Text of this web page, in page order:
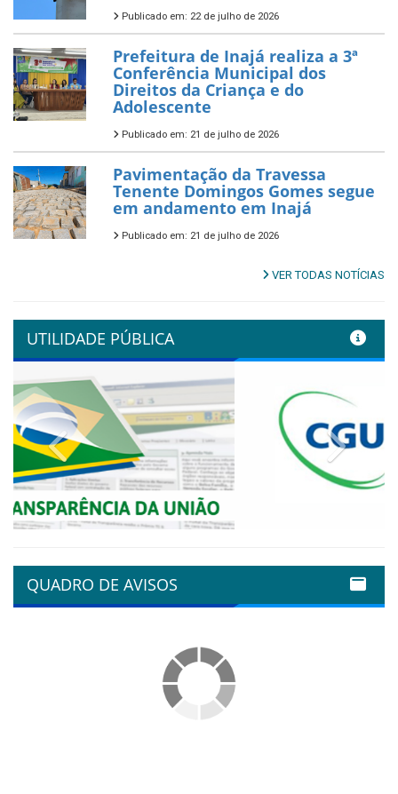
Publicado em: 22 de julho de 2026
Prefeitura de Inajá realiza a 3ª
Conferência Municipal dos
Direitos da Criança e do
Adolescente
Publicado em: 21 de julho de 2026
Pavimentação da Travessa
Tenente Domingos Gomes segue
em andamento em Inajá
Publicado em: 21 de julho de 2026
VER TODAS NOTÍCIAS
UTILIDADE PÚBLICA
Previous Next
QUADRO DE AVISOS